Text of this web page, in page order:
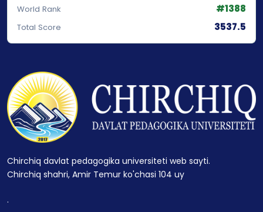
World Rank #1388
Total Score 3537.5
Chirchiq davlat pedagogika universiteti web sayti.
Chirchiq shahri, Amir Temur ko'chasi 104 uy
.